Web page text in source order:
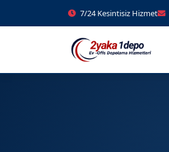
7/24 Kesintisiz Hizmet